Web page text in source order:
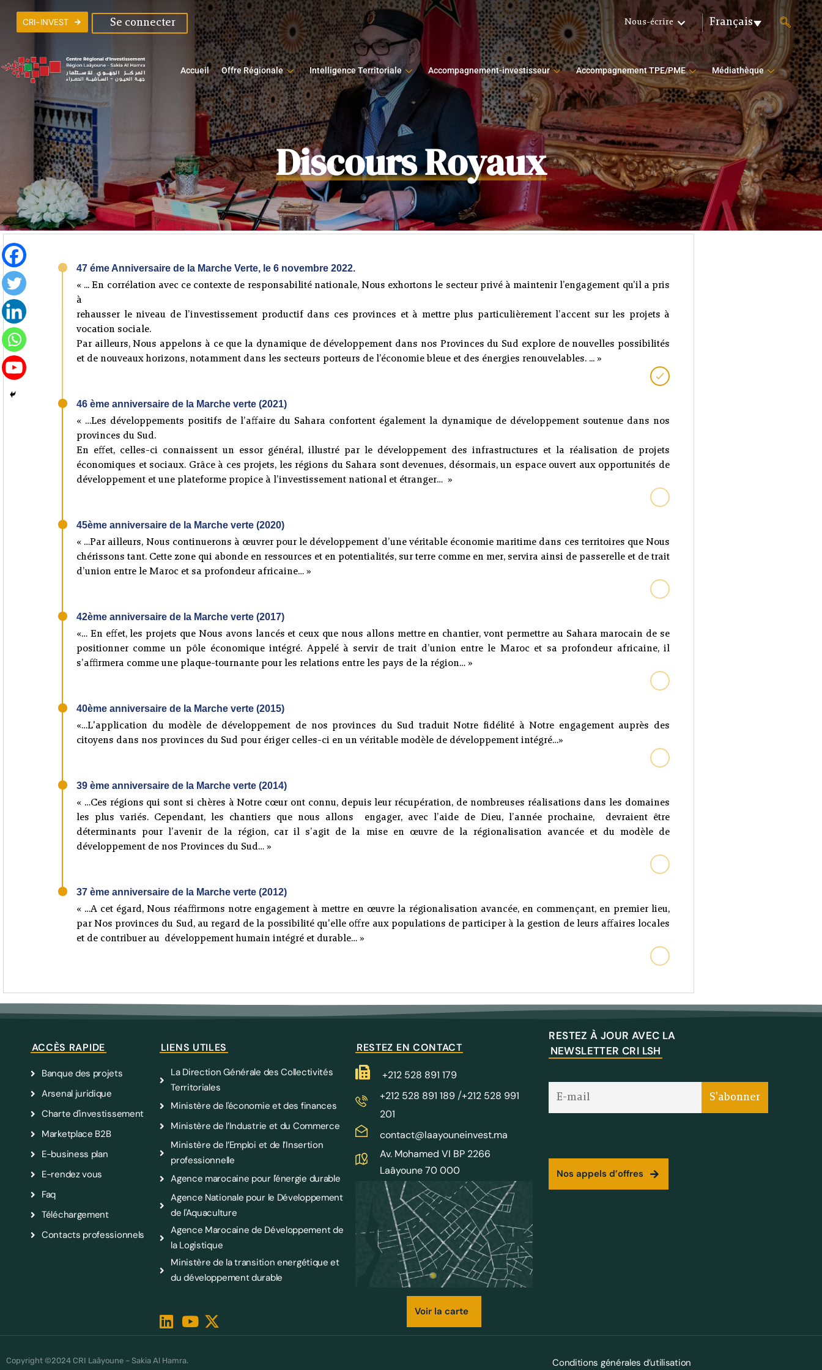
CRI-INVEST Se connecter Nous-écrire Français
Accueil Offre Régionale Intelligence Territoriale Accompagnement-investisseur Accompagnement TPE/PME Médiathèque
Discours Royaux
47 éme Anniversaire de la Marche Verte, le 6 novembre 2022.
« ... En corrélation avec ce contexte de responsabilité nationale, Nous exhortons le secteur privé à maintenir l’engagement qu’il a pris
à
rehausser le niveau de l’investissement productif dans ces provinces et à mettre plus particulièrement l’accent sur les projets à
vocation sociale.
Par ailleurs, Nous appelons à ce que la dynamique de développement dans nos Provinces du Sud explore de nouvelles possibilités
et de nouveaux horizons, notamment dans les secteurs porteurs de l’économie bleue et des énergies renouvelables. ... »
46 ème anniversaire de la Marche verte (2021)
« …Les développements positifs de l’affaire du Sahara confortent également la dynamique de développement soutenue dans nos
provinces du Sud.
En effet, celles-ci connaissent un essor général, illustré par le développement des infrastructures et la réalisation de projets
économiques et sociaux. Grâce à ces projets, les régions du Sahara sont devenues, désormais, un espace ouvert aux opportunités de
développement et une plateforme propice à l’investissement national et étranger… »
45ème anniversaire de la Marche verte (2020)
« …Par ailleurs, Nous continuerons à œuvrer pour le développement d’une véritable économie maritime dans ces territoires que Nous
chérissons tant. Cette zone qui abonde en ressources et en potentialités, sur terre comme en mer, servira ainsi de passerelle et de trait
d’union entre le Maroc et sa profondeur africaine… »
42ème anniversaire de la Marche verte (2017)
«… En effet, les projets que Nous avons lancés et ceux que nous allons mettre en chantier, vont permettre au Sahara marocain de se
positionner comme un pôle économique intégré. Appelé à servir de trait d’union entre le Maroc et sa profondeur africaine, il
s’affirmera comme une plaque-tournante pour les relations entre les pays de la région… »
40ème anniversaire de la Marche verte (2015)
«…L'application du modèle de développement de nos provinces du Sud traduit Notre fidélité à Notre engagement auprès des
citoyens dans nos provinces du Sud pour ériger celles-ci en un véritable modèle de développement intégré…»
39 ème anniversaire de la Marche verte (2014)
« …Ces régions qui sont si chères à Notre cœur ont connu, depuis leur récupération, de nombreuses réalisations dans les domaines
les plus variés. Cependant, les chantiers que nous allons engager, avec l’aide de Dieu, l’année prochaine, devraient être
déterminants pour l’avenir de la région, car il s’agit de la mise en œuvre de la régionalisation avancée et du modèle de
développement de nos Provinces du Sud… »
37 ème anniversaire de la Marche verte (2012)
« …A cet égard, Nous réaffirmons notre engagement à mettre en œuvre la régionalisation avancée, en commençant, en premier lieu,
par Nos provinces du Sud, au regard de la possibilité qu'elle offre aux populations de participer à la gestion de leurs affaires locales
et de contribuer au développement humain intégré et durable… »
ACCÈS RAPIDE
Banque des projets
Arsenal juridique
Charte d'investissement
Marketplace B2B
E-business plan
E-rendez vous
Faq
Téléchargement
Contacts professionnels
LIENS UTILES
La Direction Générale des Collectivités
Territoriales
Ministère de l'économie et des finances
Ministère de l’Industrie et du Commerce
Ministère de l’Emploi et de l’Insertion
professionnelle
Agence marocaine pour l'énergie durable
Agence Nationale pour le Développement
de l'Aquaculture
Agence Marocaine de Développement de
la Logistique
Ministère de la transition energétique et
du développement durable
RESTEZ EN CONTACT
+212 528 891 179
+212 528 891 189 /+212 528 991
201
contact@laayouneinvest.ma
Av. Mohamed VI BP 2266
Laâyoune 70 000
Voir la carte
RESTEZ À JOUR AVEC LA
NEWSLETTER CRI LSH
Nos appels d’offres
Copyright ©2024 CRI Laâyoune – Sakia Al Hamra. Conditions générales d’utilisation